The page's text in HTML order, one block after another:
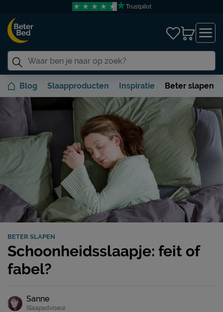
Blog Slaapproducten Inspiratie Beter slapen
BETER SLAPEN
Schoonheidsslaapje: feit of
fabel?
Sanne
Slaapadviseur